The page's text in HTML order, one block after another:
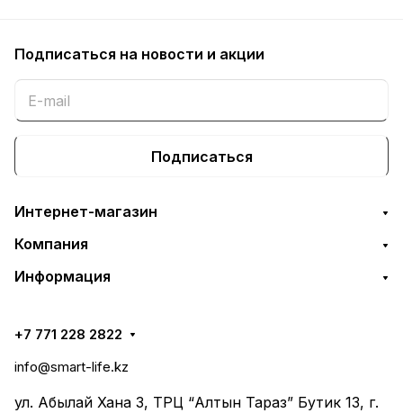
Подписаться на новости и акции
Подписаться
Интернет-магазин
Компания
Информация
+7 771 228 2822
info@smart-life.kz
ул. Абылай Хана 3, ТРЦ “Алтын Тараз” Бутик 13, г.